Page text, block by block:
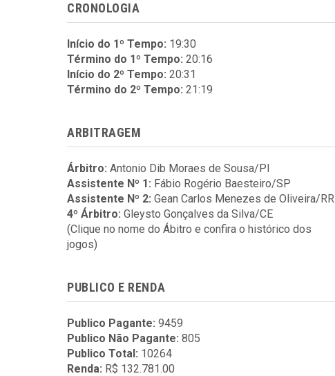
CRONOLOGIA
Início do 1º Tempo: 19:30
Término do 1º Tempo: 20:16
Início do 2º Tempo: 20:31
Término do 2º Tempo: 21:19
ARBITRAGEM
Árbitro: Antonio Dib Moraes de Sousa/PI
Assistente Nº 1: Fábio Rogério Baesteiro/SP
Assistente Nº 2: Gean Carlos Menezes de Oliveira/RR
4º Árbitro: Gleysto Gonçalves da Silva/CE
(Clique no nome do Ábitro e confira o histórico dos
jogos)
PUBLICO E RENDA
Publico Pagante: 9459
Publico Não Pagante: 805
Publico Total: 10264
Renda: R$ 132.781.00